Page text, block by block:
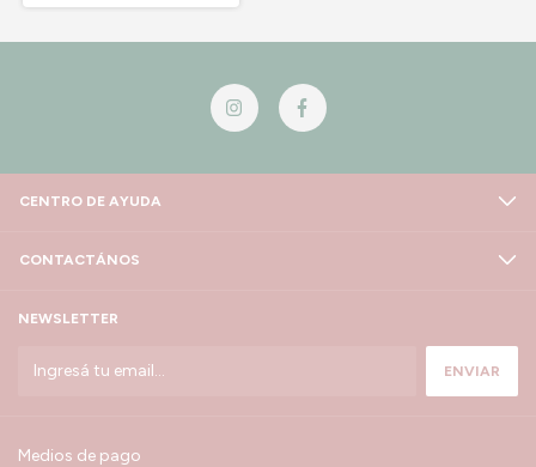
CENTRO DE AYUDA
CONTACTÁNOS
NEWSLETTER
Medios de pago